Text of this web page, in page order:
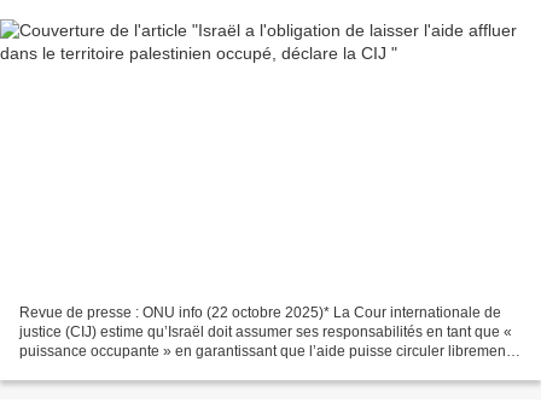
Revue de presse : ONU info (22 octobre 2025)* La Cour internationale de
justice (CIJ) estime qu’Israël doit assumer ses responsabilités en tant que «
puissance occupante » en garantissant que l’aide puisse circuler librement